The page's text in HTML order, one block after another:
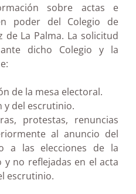
sobre actas e
poder del Colegio de
de La Palma. La solicitud
dicho Colegio y la
de la mesa electoral.
y del escrutinio.
protestas, renuncias
al anuncio del
a las elecciones de la
y no reflejadas en el acta
escrutinio.